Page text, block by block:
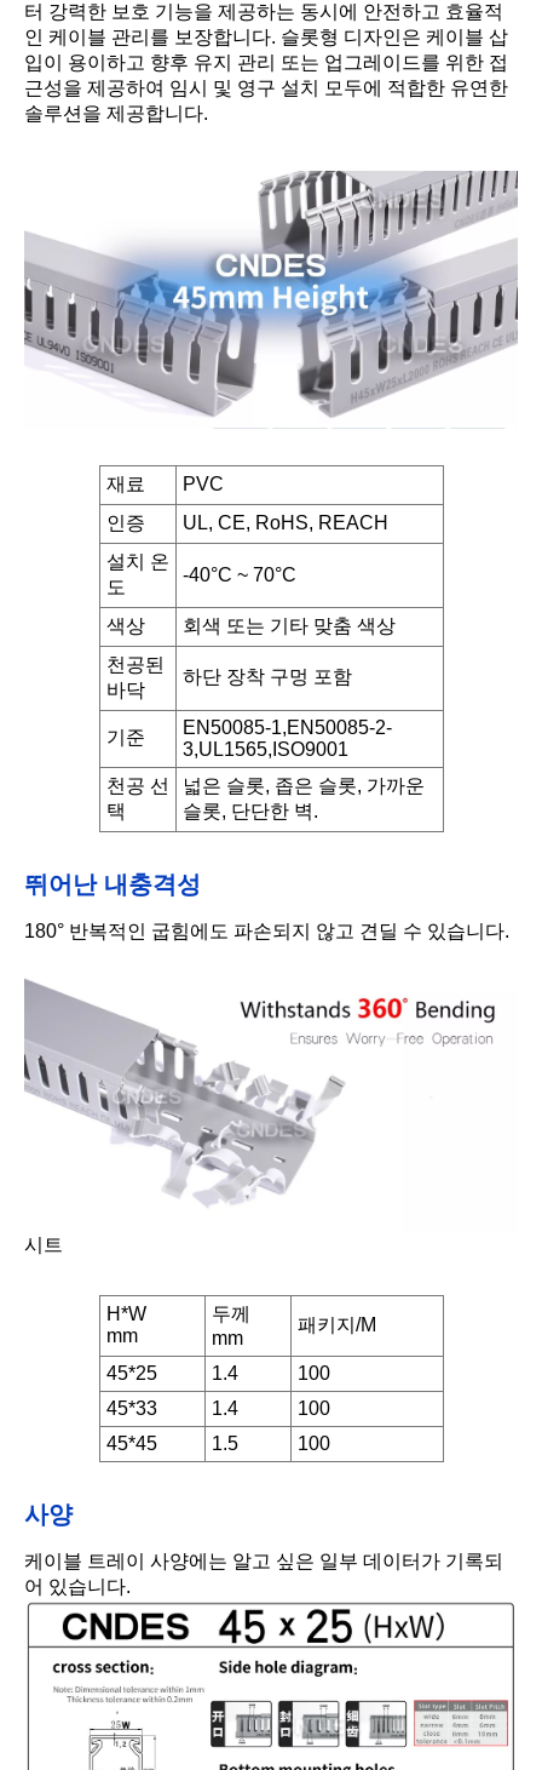
터 강력한 보호 기능을 제공하는 동시에 안전하고 효율적
인 케이블 관리를 보장합니다. 슬롯형 디자인은 케이블 삽
입이 용이하고 향후 유지 관리 또는 업그레이드를 위한 접
근성을 제공하여 임시 및 영구 설치 모두에 적합한 유연한
솔루션을 제공합니다.
재료
PVC
인증
UL, CE, RoHS, REACH
설치 온
도
-40°C ~ 70°C
색상
회색 또는 기타 맞춤 색상
천공된
바닥
하단 장착 구멍 포함
기준
EN50085-1,EN50085-2-
3,UL1565,ISO9001
천공 선
택
넓은 슬롯, 좁은 슬롯, 가까운
슬롯, 단단한 벽.
뛰어난 내충격성
180° 반복적인 굽힘에도 파손되지 않고 견딜 수 있습니다.
시트
H*W
mm
두께
mm
패키지/M
45*25 1.4
100
45*33
1.4
100
45*45
1.5 100
사양
케이블 트레이 사양에는 알고 싶은 일부 데이터가 기록되
어 있습니다.